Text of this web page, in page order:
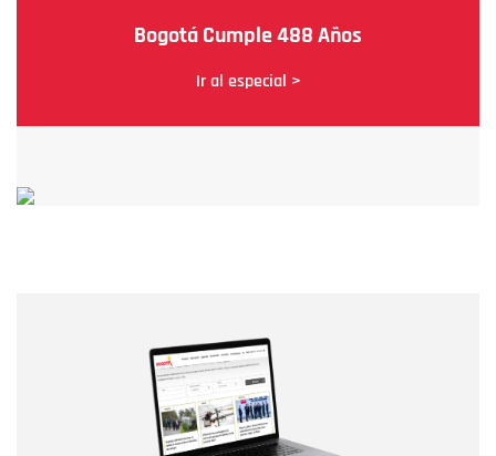
Bogotá Cumple 488 Años
Ir al especial >
Correo electrónico